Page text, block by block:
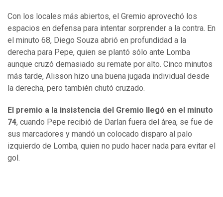
Con los locales más abiertos, el Gremio aprovechó los
espacios en defensa para intentar sorprender a la contra. En
el minuto 68, Diego Souza abrió en profundidad a la
derecha para Pepe, quien se plantó sólo ante Lomba
aunque cruzó demasiado su remate por alto. Cinco minutos
más tarde, Alisson hizo una buena jugada individual desde
la derecha, pero también chutó cruzado.
El premio a la insistencia del Gremio llegó en el minuto
74, cuando Pepe recibió de Darlan fuera del área, se fue de
sus marcadores y mandó un colocado disparo al palo
izquierdo de Lomba, quien no pudo hacer nada para evitar el
gol.